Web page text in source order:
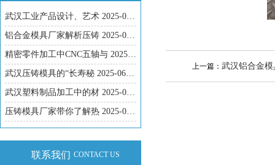
武汉工业产品设计、艺术 2025-09-17
铝合金模具厂家解析压铸 2025-08-13
精密零件加工中CNC五轴与 2025-07-07
武汉压铸模具的“长寿秘 2025-06-13
武汉塑料制品加工中的材 2025-05-21
压铸模具厂家带你了解热 2025-04-14
联系我们 CONTACT US
上一篇： 武汉铝合金